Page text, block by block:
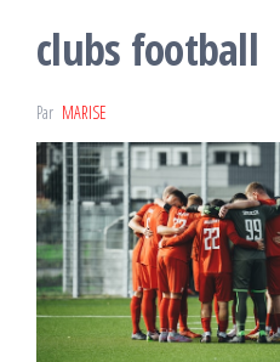
clubs football
Par MARISE